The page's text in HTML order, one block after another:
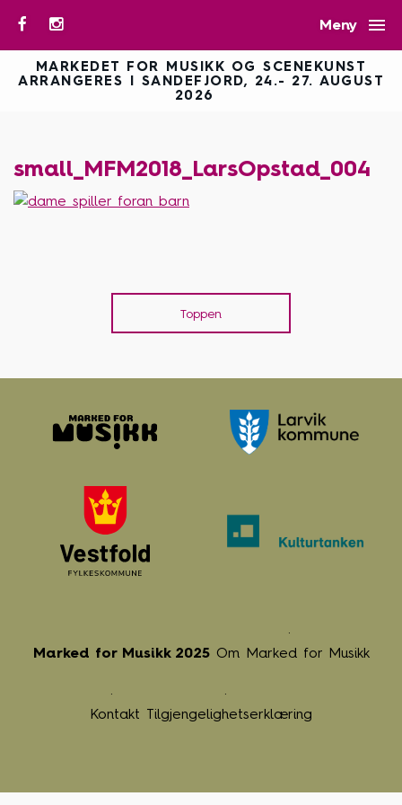
Meny 
MARKEDET FOR MUSIKK OG SCENEKUNST
ARRANGERES I SANDEFJORD, 24.- 27. AUGUST
2026
small_MFM2018_LarsOpstad_004
Toppen
Marked for Musikk 2025 Om Marked for Musikk
Kontakt Tilgjengelighetserklæring